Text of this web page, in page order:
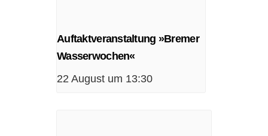
Auftaktveranstaltung »Bremer
Wasserwochen«
22 August um 13:30